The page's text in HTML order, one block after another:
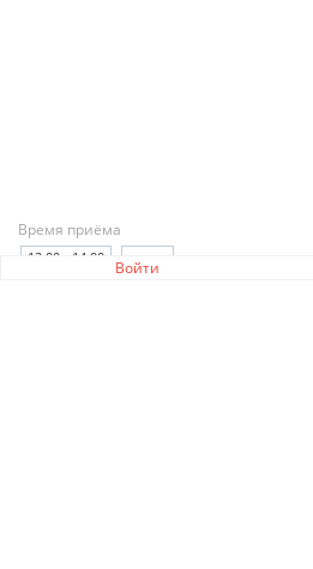
Войти
Время приёма
12:00 - 14:00